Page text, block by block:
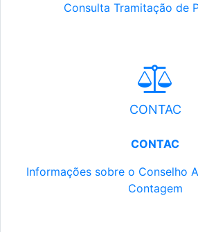
Consulta Tramitação de
CONTAC
CONTAC
Informações sobre o Conselho
Contagem